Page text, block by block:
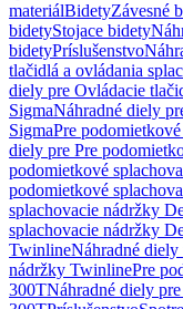
materiálBidetyZávesné
bidetyStojace bidety
bidetyPríslušenstvo
tlačidlá a ovládania
diely pre Ovládacie
SigmaNáhradné diely
SigmaPre
diely pre Pre
podomietkové
podomietkové
splachovacie nádržky
splachovacie nádržky
TwinlineNáhradné diely
nádržky TwinlinePre
300TNáhradné diely